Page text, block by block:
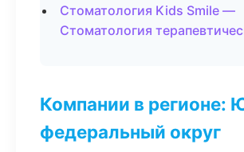
Стоматология Kids Smile —
Стоматология
Компании в регионе:
федеральный округ